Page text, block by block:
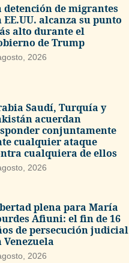
detención de migrantes
EE.UU. alcanza su punto
alto durante el
de Trump
2026
Saudí, Turquía y
acuerdan
conjuntamente
cualquier ataque
cualquiera de ellos
2026
plena para María
Afiuni: el fin de 16
de persecución judicial
Venezuela
2026